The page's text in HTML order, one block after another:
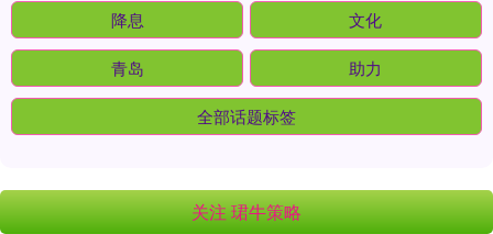
降息 文化
青岛 助力
全部话题标签
关注 珺牛策略